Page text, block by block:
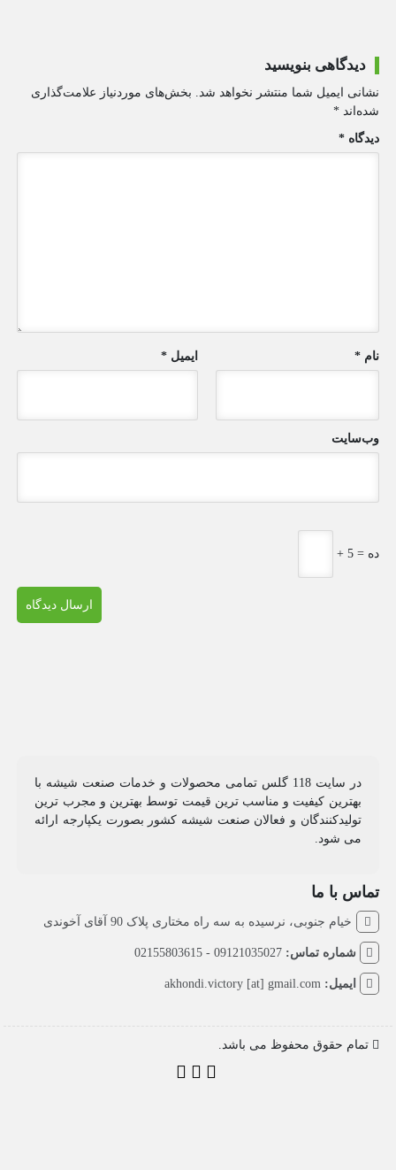
دیدگاهی بنویسید
نشانی ایمیل شما منتشر نخواهد شد. بخش‌های موردنیاز علامت‌گذاری
شده‌اند*
دیدگاه*
نام* ایمیل*
وب‌سایت
+ 5 = ده
در سایت 118 گلس تمامی محصولات و خدمات صنعت شیشه با
بهترین کیفیت و مناسب ترین قیمت توسط بهترین و مجرب ترین
تولیدکنندگان و فعالان صنعت شیشه کشور بصورت یکپارجه ارائه
می شود.
تماس با ما
خیام جنوبی، نرسیده به سه راه مختاری پلاک 90 آقای آخوندی
شماره تماس:09121035027 - 02155803615
ایمیل:akhondi.victory [at] gmail.com
تمام حقوق محفوظ می باشد.